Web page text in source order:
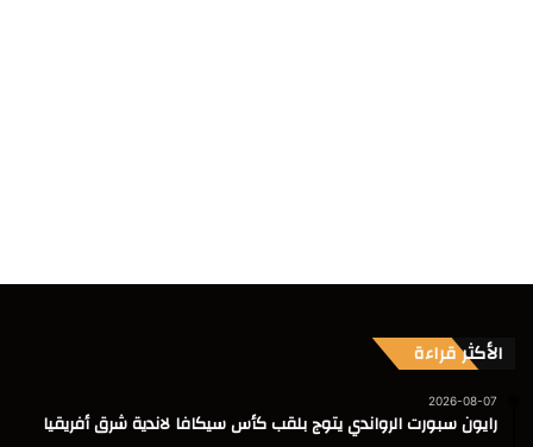
الأكثر قراءة
2026-08-07
رايون سبورت الرواندي يتوج بلقب كأس سيكافا لاندية شرق أفريقيا